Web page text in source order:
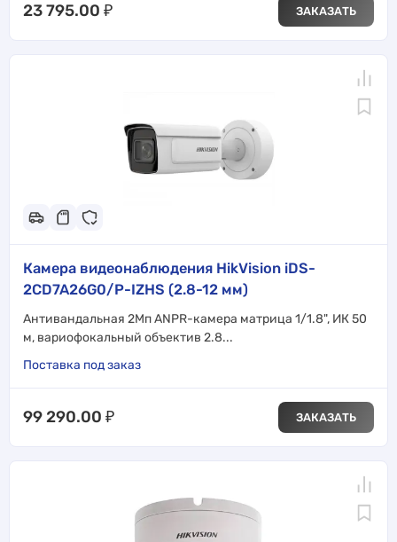
23 795.00 ₽ ЗАКАЗАТЬ
Камера видеонаблюдения HikVision iDS-
2CD7A26G0/P-IZHS (2.8-12 мм)
Антивандальная 2Мп ANPR-камера матрица 1/1.8", ИК 50
м, вариофокальный объектив 2.8...
Поставка под заказ
99 290.00 ₽ ЗАКАЗАТЬ